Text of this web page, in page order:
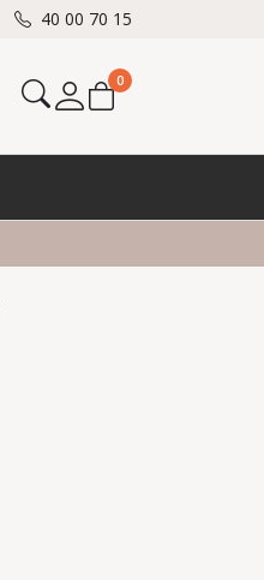
40 00 70 15
Mine sider
0